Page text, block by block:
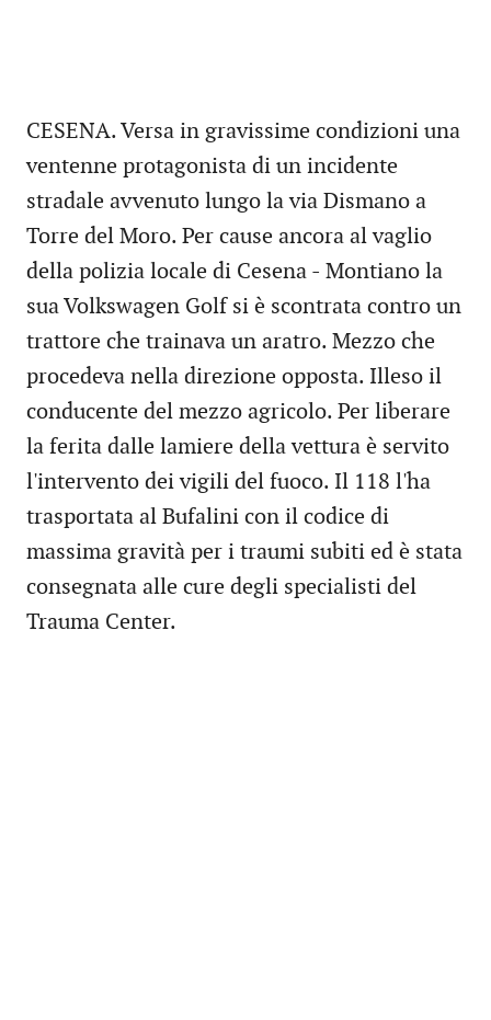
CESENA. Versa in gravissime condizioni una
ventenne protagonista di un incidente
stradale avvenuto lungo la via Dismano a
Torre del Moro. Per cause ancora al vaglio
della polizia locale di Cesena - Montiano la
sua Volkswagen Golf si è scontrata contro un
trattore che trainava un aratro. Mezzo che
procedeva nella direzione opposta. Illeso il
conducente del mezzo agricolo. Per liberare
la ferita dalle lamiere della vettura è servito
l'intervento dei vigili del fuoco. Il 118 l'ha
trasportata al Bufalini con il codice di
massima gravità per i traumi subiti ed è stata
consegnata alle cure degli specialisti del
Trauma Center.